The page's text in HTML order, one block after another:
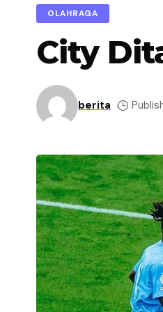
OLAHRAGA
City
berita